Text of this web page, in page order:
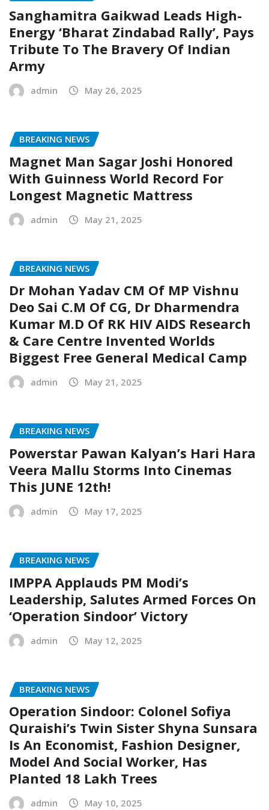
Sanghamitra Gaikwad Leads High-
Energy ‘Bharat Zindabad Rally’, Pays
Tribute To The Bravery Of Indian
Army
admin May 26, 2025
BREAKING NEWS
Magnet Man Sagar Joshi Honored
With Guinness World Record For
Longest Magnetic Mattress
admin May 21, 2025
BREAKING NEWS
Dr Mohan Yadav CM Of MP Vishnu
Deo Sai C.M Of CG, Dr Dharmendra
Kumar M.D Of RK HIV AIDS Research
& Care Centre Invented Worlds
Biggest Free General Medical Camp
admin May 21, 2025
BREAKING NEWS
Powerstar Pawan Kalyan’s Hari Hara
Veera Mallu Storms Into Cinemas
This JUNE 12th!
admin May 17, 2025
BREAKING NEWS
IMPPA Applauds PM Modi’s
Leadership, Salutes Armed Forces On
‘Operation Sindoor’ Victory
admin May 12, 2025
BREAKING NEWS
Operation Sindoor: Colonel Sofiya
Quraishi’s Twin Sister Shyna Sunsara
Is An Economist, Fashion Designer,
Model And Social Worker, Has
Planted 18 Lakh Trees
admin May 10, 2025